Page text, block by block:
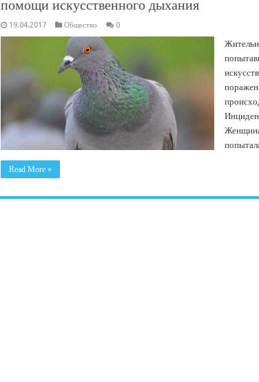
помощи искусственного дыхания
19.04.2017 Общество 0
Женщина
Read More »